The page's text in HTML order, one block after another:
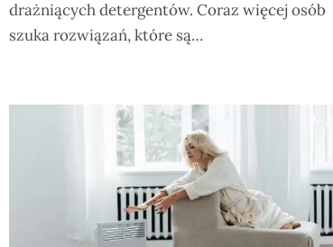
drażniących detergentów. Coraz więcej osób
szuka rozwiązań, które są…